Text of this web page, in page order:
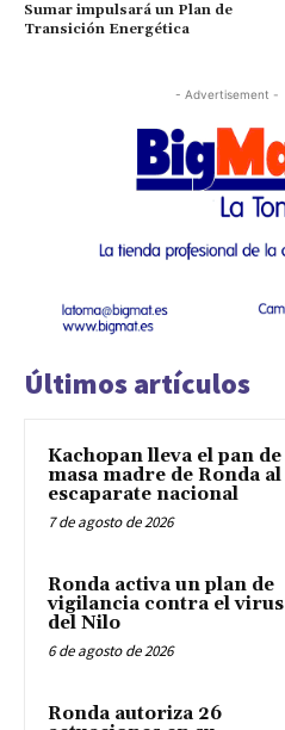
Sumar impulsará un Plan de
Transición Energética
- Advertisement -
Últimos artículos
Kachopan lleva el pan de
masa madre de Ronda al
escaparate nacional
7 de agosto de 2026
Ronda activa un plan de
vigilancia contra el virus
del Nilo
6 de agosto de 2026
Ronda autoriza 26